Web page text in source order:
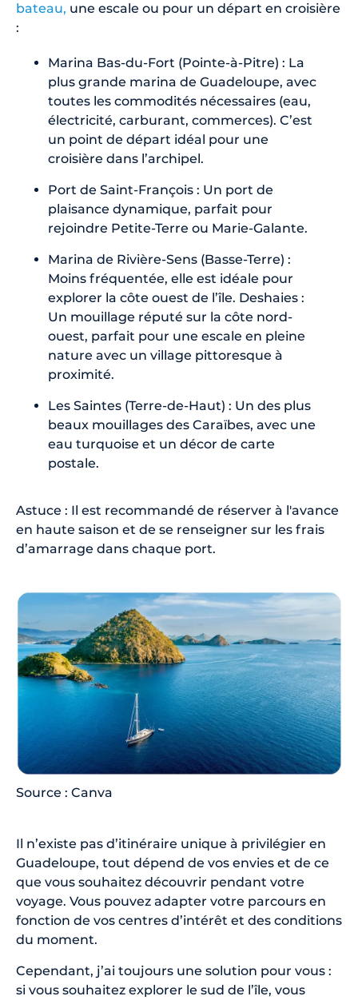
bateau, une escale ou pour un départ en croisière
:
Marina Bas-du-Fort (Pointe-à-Pitre) : La
plus grande marina de Guadeloupe, avec
toutes les commodités nécessaires (eau,
électricité, carburant, commerces). C’est
un point de départ idéal pour une
croisière dans l’archipel.
Port de Saint-François : Un port de
plaisance dynamique, parfait pour
rejoindre Petite-Terre ou Marie-Galante.
Marina de Rivière-Sens (Basse-Terre) :
Moins fréquentée, elle est idéale pour
explorer la côte ouest de l’île. Deshaies :
Un mouillage réputé sur la côte nord-
ouest, parfait pour une escale en pleine
nature avec un village pittoresque à
proximité.
Les Saintes (Terre-de-Haut) : Un des plus
beaux mouillages des Caraïbes, avec une
eau turquoise et un décor de carte
postale.
Astuce : Il est recommandé de réserver à l'avance
en haute saison et de se renseigner sur les frais
d’amarrage dans chaque port.
Source : Canva
Il n’existe pas d’itinéraire unique à privilégier en
Guadeloupe, tout dépend de vos envies et de ce
que vous souhaitez découvrir pendant votre
voyage. Vous pouvez adapter votre parcours en
fonction de vos centres d’intérêt et des conditions
du moment.
Cependant, j’ai toujours une solution pour vous :
si vous souhaitez explorer le sud de l’île, vous